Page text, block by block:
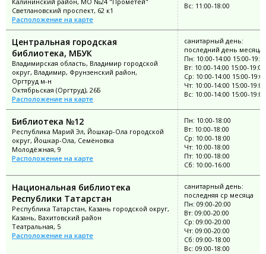
Светлановский проспект, 62 к1
Расположение на карте
Вс: 11:00-18:00
Центральная городская
библиотека, МБУК
Владимирская область, Владимир городской
округ, Владимир, Фрунзенский район,
Оргтруд м-н
Октябрьская (Оргтруд), 26Б
Расположение на карте
санитарный день:
последний день месяца
Пн: 10:00-14:00 15:00-
Вт: 10:00-14:00 15:00-19:00
Ср: 10:00-14:00 15:00-19:00
Чт: 10:00-14:00 15:00-19:00
Вс: 10:00-14:00 15:00-19:00
Библиотека №12
Республика Марий Эл, Йошкар-Ола городской
округ, Йошкар-Ола, Семёновка
Молодёжная, 9
Расположение на карте
Пн: 10:00-18:00
Вт: 10:00-18:00
Ср: 10:00-18:00
Чт: 10:00-18:00
Пт: 10:00-18:00
Сб: 10:00-16:00
Национальная библиотека
Республики Татарстан
Республика Татарстан, Казань городской округ,
Казань, Вахитовский район
Театральная, 5
Расположение на карте
санитарный день:
последняя ср месяца
Пн: 09:00-20:00
Вт: 09:00-20:00
Ср: 09:00-20:00
Чт: 09:00-20:00
Сб: 09:00-18:00
Вс: 09:00-18:00